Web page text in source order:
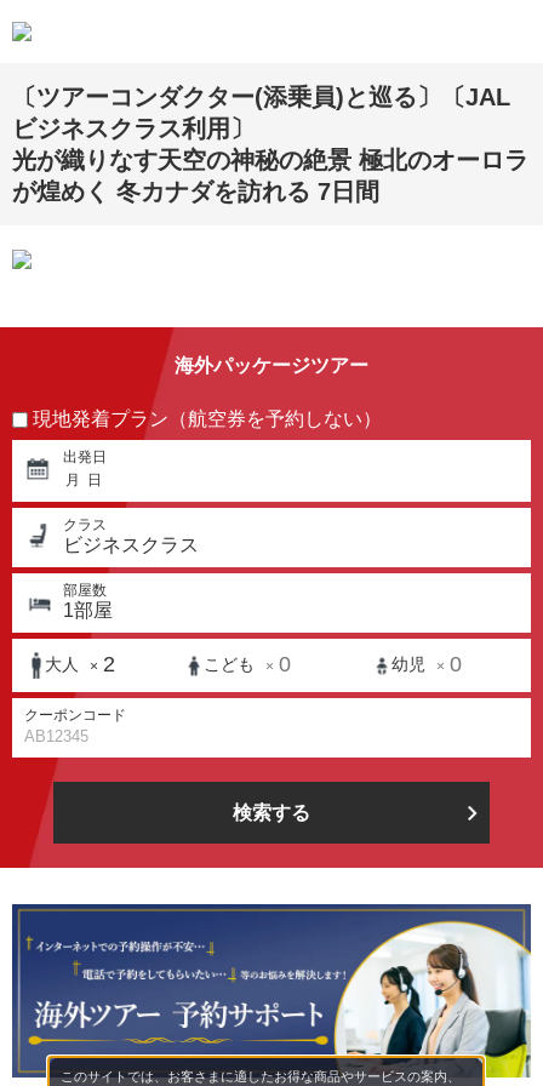
〔ツアーコンダクター(添乗員)と巡る〕〔JAL
ビジネスクラス利用〕
光が織りなす天空の神秘の絶景 極北のオーロラ
が煌めく 冬カナダを訪れる 7日間
海外パッケージツアー
現地発着プラン（航空券を予約しない）
出発日
月
日
クラス
ビジネスクラス
部屋数
1部屋
大人 × 2 こども × 0 幼児 × 0
クーポンコード
検索する
このサイトでは、お客さまに適したお得な商品やサービスの案内、